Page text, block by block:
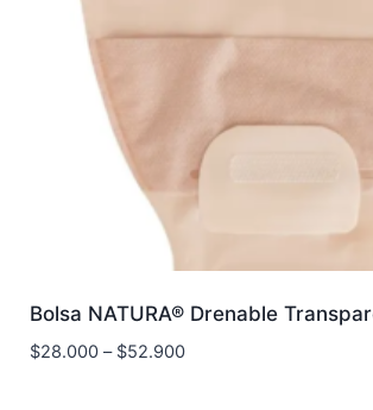
Bolsa NATURA® Drenable
$28.000– $52.900